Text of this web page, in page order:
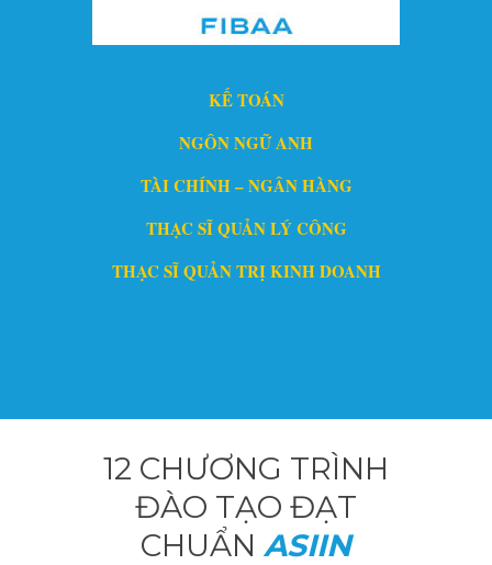
KẾ TOÁN
NGÔN NGỮ ANH
TÀI CHÍNH – NGÂN HÀNG
THẠC SĨ QUẢN LÝ CÔNG
THẠC SĨ QUẢN TRỊ KINH DOANH
12 CHƯƠNG TRÌNH
ĐÀO TẠO ĐẠT
CHUẨN ASIIN